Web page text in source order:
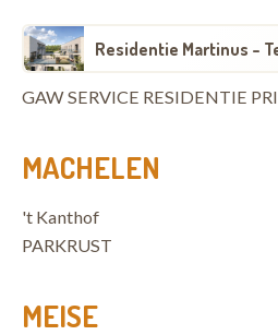
Residentie Martinus -
GAW SERVICE RESIDENTIE
MACHELEN
't Kanthof
PARKRUST
MEISE